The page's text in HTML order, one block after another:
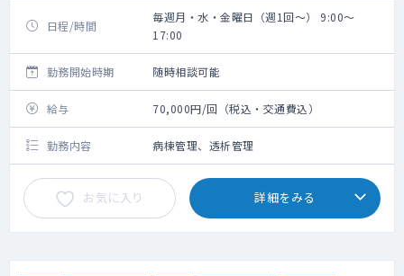
日程/時間
毎週月・水・金曜日（週1回～） 9:00～
17:00
勤務開始時期 随時相談可能
給与 70,000円/回（税込・交通費込）
勤務内容 病棟管理、透析管理
お気に入り 詳細をみる